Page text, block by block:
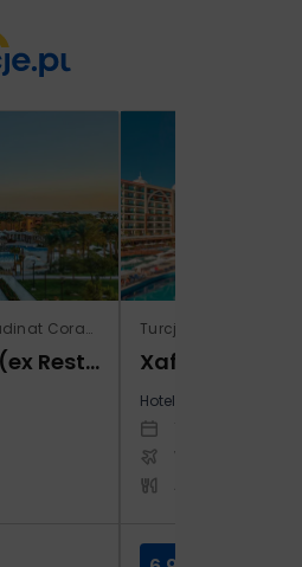
Egipt / Marsa El Alam / Madinat Coraya
Jaz Grand Marsa (ex Resta Grand Resort)
Turcja / Riwiera
Xafira Deluxe
Hotel:
Warszawa -